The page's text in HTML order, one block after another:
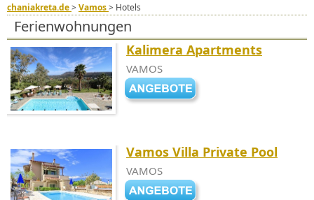
chaniakreta.de>Vamos> Hotels
Ferienwohnungen
Kalimera Apartments
VAMOS
Vamos Villa Private Pool
VAMOS